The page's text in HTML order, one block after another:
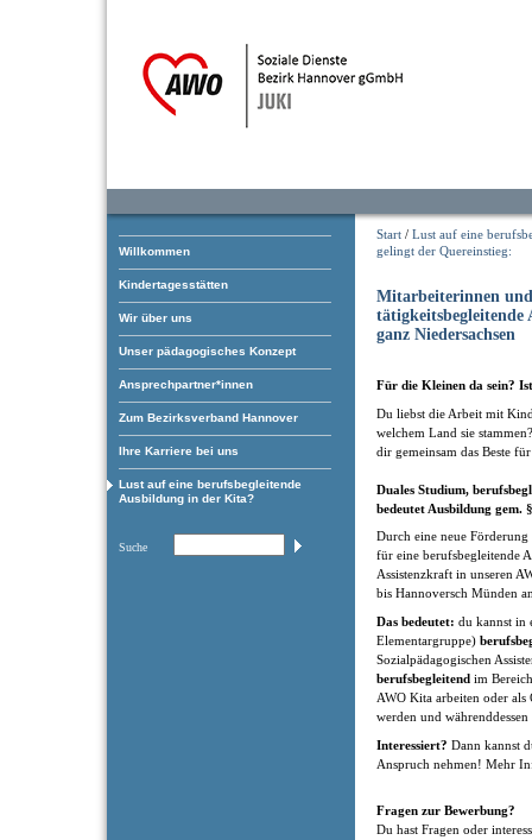
Willkommen
Kindertagesstätten
Wir über uns
Unser pädagogisches Konzept
Ansprechpartner*innen
Zum Bezirksverband Hannover
Ihre Karriere bei uns
Lust auf eine berufsbegleitende
Ausbildung in der Kita?
Suche
Start / Lust auf eine
gelingt der Quereinstieg:
Mitarbeiterinnen
ganz Niedersachsen
Für die Kleinen da sein?
Du liebst die Arbeit mit
welchem Land sie
dir gemeinsam das Beste
Duales Studium,
bedeutet Ausbildung gem.
Durch eine neue Förderung
für eine berufsbegleitende
Assistenzkraft in unseren
bis Hannoversch Münden
Das bedeutet: du kannst in
Elementargruppe)
Sozialpädagogischen
berufsbegleitend im
AWO Kita arbeiten oder
werden und
Interessiert? Dann kannst
Anspruch nehmen! Mehr
Fragen zur Bewerbung?
Du hast Fragen oder